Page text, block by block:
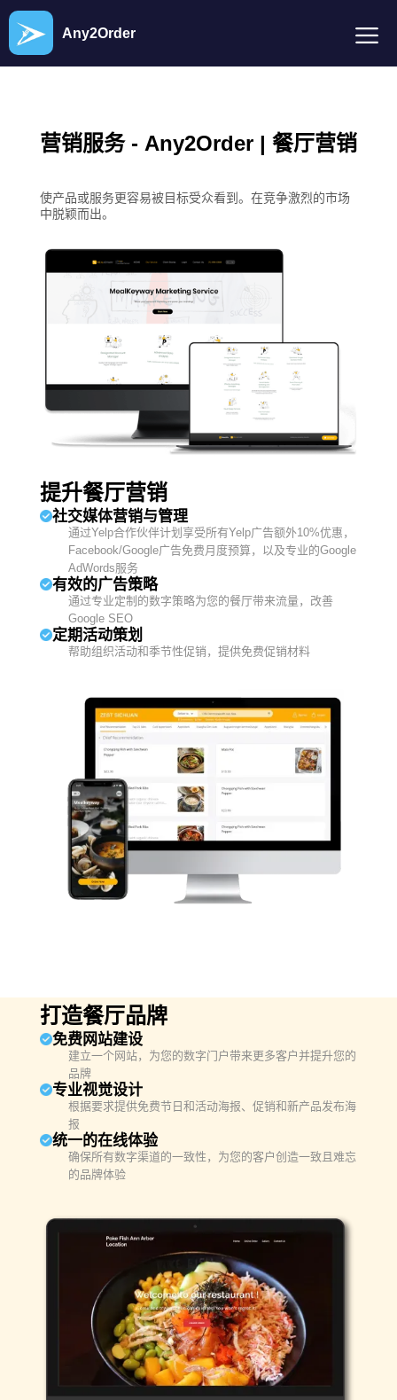
Any2Order
营销服务 - Any2Order | 餐厅营销
使产品或服务更容易被目标受众看到。在竞争激烈的市场
中脱颖而出。
提升餐厅营销
社交媒体营销与管理
通过Yelp合作伙伴计划享受所有Yelp广告额外10%优惠，
Facebook/Google广告免费月度预算，以及专业的Google
AdWords服务
有效的广告策略
通过专业定制的数字策略为您的餐厅带来流量，改善
Google SEO
定期活动策划
帮助组织活动和季节性促销，提供免费促销材料
打造餐厅品牌
免费网站建设
建立一个网站，为您的数字门户带来更多客户并提升您的
品牌
专业视觉设计
根据要求提供免费节日和活动海报、促销和新产品发布海
报
统一的在线体验
确保所有数字渠道的一致性，为您的客户创造一致且难忘
的品牌体验